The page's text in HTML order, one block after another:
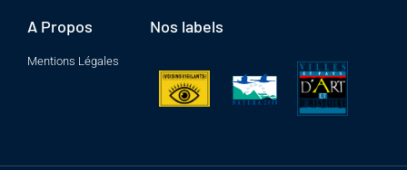
A Propos
Mentions Légales
Nos labels